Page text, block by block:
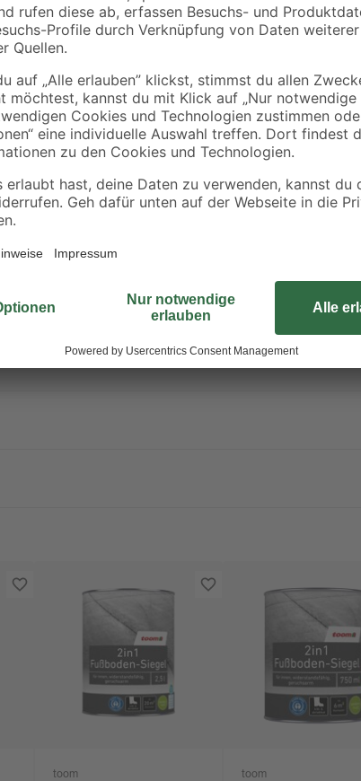
Lacke können in vielen
dein Projekt? Mineralische
behandeln. Große Flächen
einmaligen Anstrich
gutes Ergebnis. 2 Stunden
guter Letzt nach 12 Stunden
Erfahre mehr darüber, wie du
bei Verschlucken. Giftig bei Hautkontakt. Verursacht
Verursacht schwere Augenschäden.
toom toom